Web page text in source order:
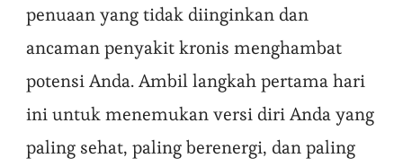
penuaan yang tidak diinginkan dan
ancaman penyakit kronis menghambat
potensi Anda. Ambil langkah pertama hari
ini untuk menemukan versi diri Anda yang
paling sehat, paling berenergi, dan paling